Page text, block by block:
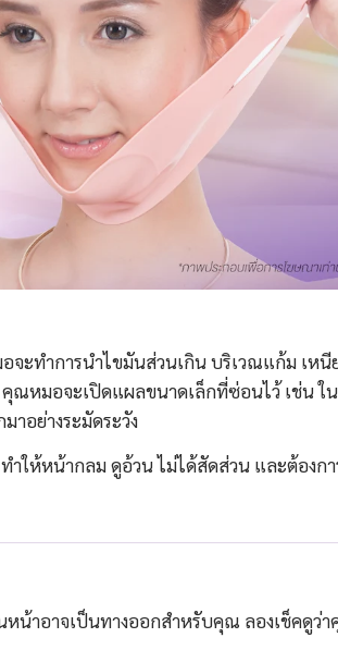
จะทำการนำไขมันส่วนเกิน บริเวณแก้ม เหนี
ณหมอจะเปิดแผลขนาดเล็กที่ซ่อนไว้ เช่น ใน
าอย่างระมัดระวัง
ให้หน้ากลม ดูอ้วน ไม่ได้สัดส่วน และต้องก
หน้าอาจเป็นทางออกสำหรับคุณ ลองเช็คดูว่